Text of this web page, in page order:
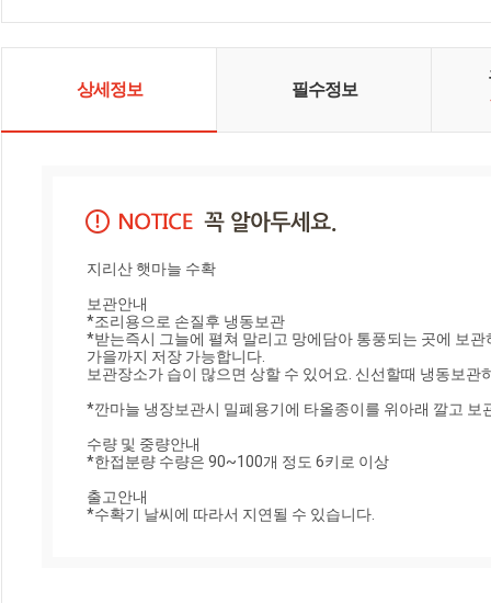
상세정보 필수정보
지리산 햇마늘 수확
보관안내
*조리용으로 손질후 냉동보관
*받는즉시 그늘에 펼쳐 말리고 망에담아 통풍되는 곳에 보관
가을까지 저장 가능합니다.
보관장소가 습이 많으면 상할 수 있어요. 신선할때 냉동보관
*깐마늘 냉장보관시 밀폐용기에 타올종이를 위아래 깔고 보
수량 및 중량안내
*한접분량 수량은 90~100개 정도 6키로 이상
출고안내
*수확기 날씨에 따라서 지연될 수 있습니다.